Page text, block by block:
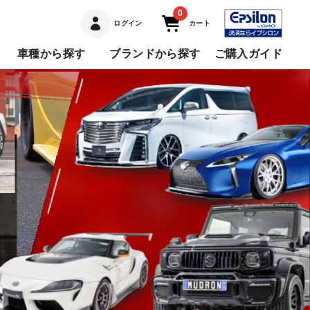
ログイン
0
カート
車種から探す ブランドから探す ご購入ガイド